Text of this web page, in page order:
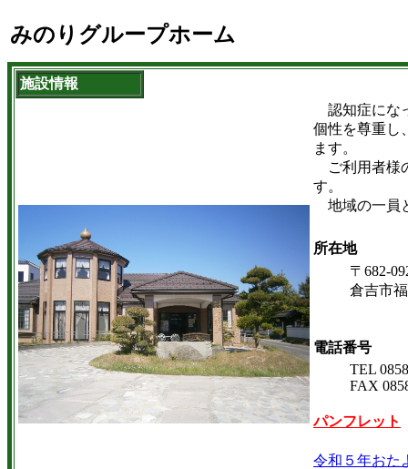
みのりグループホーム
施設情報
認知症にな
個性を尊重し
ます。
ご利用者様
す。
地域の一員
所在地
〒682-
倉吉市
電話番号
TEL
FAX
パンフレット
令和５年おた